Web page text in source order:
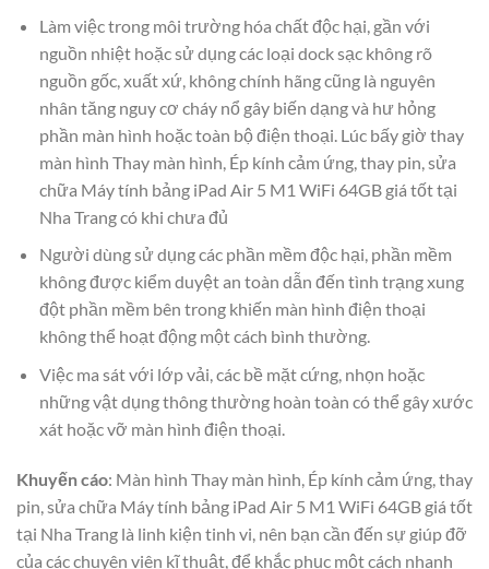
Làm việc trong môi trường hóa chất độc hại, gần với
nguồn nhiệt hoặc sử dụng các loại dock sạc không rõ
nguồn gốc, xuất xứ, không chính hãng cũng là nguyên
nhân tăng nguy cơ cháy nổ gây biến dạng và hư hỏng
phần màn hình hoặc toàn bộ điện thoại. Lúc bấy giờ thay
màn hình Thay màn hình, Ép kính cảm ứng, thay pin, sửa
chữa Máy tính bảng iPad Air 5 M1 WiFi 64GB giá tốt tại
Nha Trang có khi chưa đủ
Người dùng sử dụng các phần mềm độc hại, phần mềm
không được kiểm duyệt an toàn dẫn đến tình trạng xung
đột phần mềm bên trong khiến màn hình điện thoại
không thể hoạt động một cách bình thường.
Việc ma sát với lớp vải, các bề mặt cứng, nhọn hoặc
những vật dụng thông thường hoàn toàn có thể gây xước
xát hoặc vỡ màn hình điện thoại.
Khuyến cáo: Màn hình Thay màn hình, Ép kính cảm ứng, thay
pin, sửa chữa Máy tính bảng iPad Air 5 M1 WiFi 64GB giá tốt
tại Nha Trang là linh kiện tinh vi, nên bạn cần đến sự giúp đỡ
của các chuyên viên kĩ thuật, để khắc phục một cách nhanh